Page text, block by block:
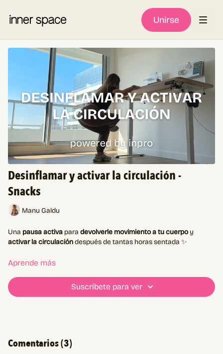
Unirse
Desinflamar y activar la circulación -
Snacks
Manu Galdu
Una pausa activa para devolverle movimiento a tu cuerpoy
activar la circulacióndespués de tantas horas sentada ✨
El Standing Desk de Inpro te permite ponerlo a la altura que vos
Aprende más
Suscríbete para ver
Comentarios (3)